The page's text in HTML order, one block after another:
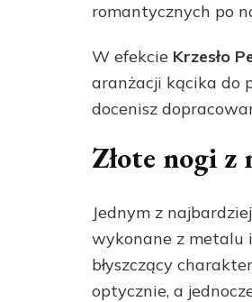
romantycznych po
W efekcie Krzesło
aranżacji kącika do
docenisz
Złote nogi z
Jednym z
wykonane z metalu
błyszczący
optycznie, a